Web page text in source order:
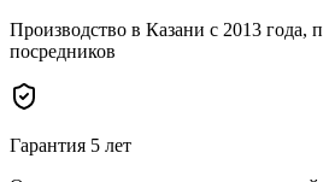
Производство в Казани с 2013 года,
посредников
Гарантия 5 лет